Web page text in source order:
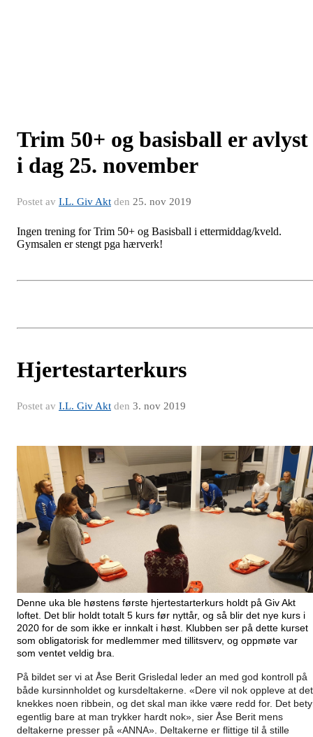
Trim 50+ og basisball er avlyst
i dag 25. november
Postet av I.L. Giv Akt den 25. nov 2019
Ingen trening for Trim 50+ og Basisball i ettermiddag/kveld.
Gymsalen er stengt pga hærverk!
Hjertestarterkurs
Postet av I.L. Giv Akt den 3. nov 2019
Denne uka ble høstens første hjertestarterkurs holdt på Giv Akt
loftet. Det blir holdt totalt 5 kurs før nyttår, og så blir det nye kurs i
2020 for de som ikke er innkalt i høst. Klubben ser på dette kurset
som obligatorisk for medlemmer med tillitsverv, og oppmøte var
som ventet veldig bra.
På bildet ser vi at Åse Berit Grisledal leder an med god kontroll på
både kursinnholdet og kursdeltakerne. «Dere vil nok oppleve at det
knekkes noen ribbein, og det skal man ikke være redd for. Det
egentlig bare at man trykker hardt nok», sier Åse Berit mens
deltakerne presser på «ANNA». Deltakerne er flittige til å stille